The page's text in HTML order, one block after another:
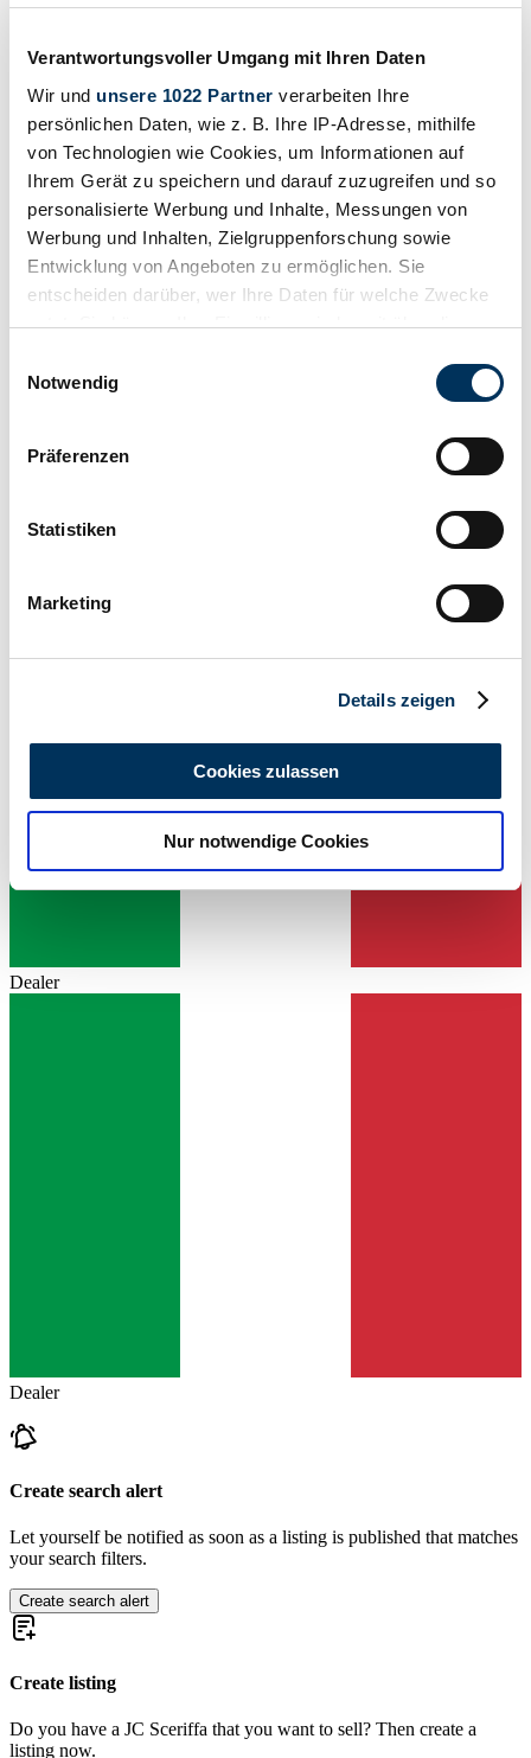
Verantwortungsvoller Umgang mit Ihren Daten
Wir und unsere 1022 Partner verarbeiten Ihre
persönlichen Daten, wie z. B. Ihre IP-Adresse, mithilfe
von Technologien wie Cookies, um Informationen auf
Ihrem Gerät zu speichern und darauf zuzugreifen und so
personalisierte Werbung und Inhalte, Messungen von
Werbung und Inhalten, Zielgruppenforschung sowie
Entwicklung von Angeboten zu ermöglichen. Sie
entscheiden darüber, wer Ihre Daten für welche Zwecke
nutzt. Sie können Ihre Einwilligung jederzeit über die
Trigger Symbol ändern oder widerrufen
Informationen über Ihre geografische Lage
können
bestimmten Merkmalen (Fingerprinting) identifizieren
Erfahren Sie mehr darüber, wie Ihre persönlichen Daten
analysieren. Außerdem geben wir Informationen zu Ihrer
Verwendung unserer Website an unsere Partner für
soziale Medien, Werbung und Analysen weiter. Unsere
gesammelt haben.
Notwendig
Präferenzen
Statistiken
Marketing
Details zeigen
Cookies zulassen
Nur notwendige Cookies
Body style
Not provided
Dealer
Dealer
Create search alert
Let yourself be notified as soon as a listing is published that matches
your search filters.
Create search alert
Create listing
Do you have a JC Sceriffa that you want to sell? Then create a
listing now.